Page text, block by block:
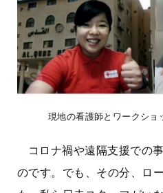
現地の看護師とワークショ
コロナ禍や遠隔支援での
のです。でも、その分、ロ